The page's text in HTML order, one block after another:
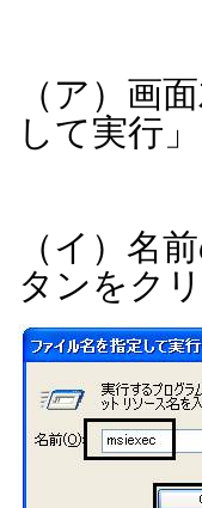
（ア）画
して実行
（イ）名
タンをク